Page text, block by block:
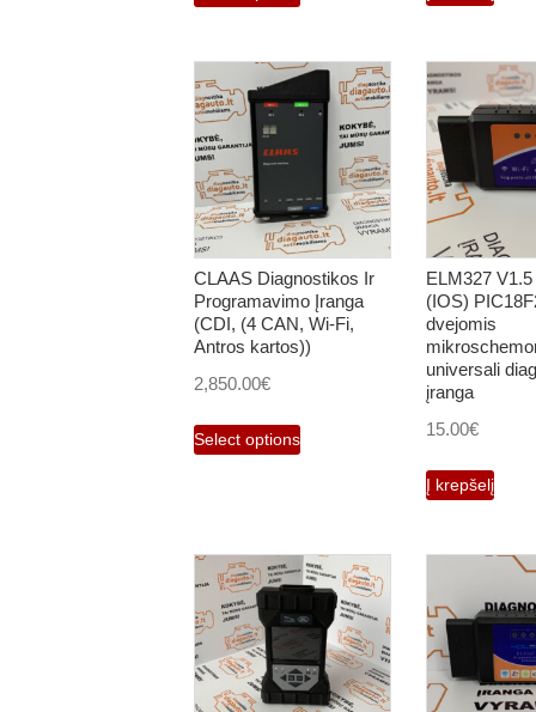
1,000.00€.
CLAAS Diagnostikos Ir
Programavimo Įranga
(CDI, (4 CAN, Wi-Fi,
Antros kartos))
2,850.00€
Select options
ELM327
(IOS)
dvejomis
universali
įranga
15.00€
Į krepšelį